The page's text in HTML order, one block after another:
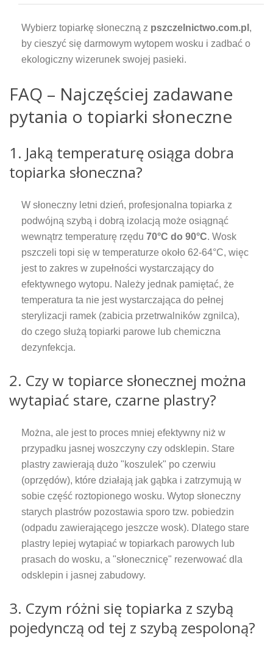
Wybierz topiarkę słoneczną z pszczelnictwo.com.pl ,
by cieszyć się darmowym wytopem wosku i zadbać o
ekologiczny wizerunek swojej pasieki.
FAQ – Najczęściej zadawane
pytania o topiarki słoneczne
1. Jaką temperaturę osiąga dobra
topiarka słoneczna?
W słoneczny letni dzień, profesjonalna topiarka z
podwójną szybą i dobrą izolacją może osiągnąć
wewnątrz temperaturę rzędu 70°C do 90°C. Wosk
pszczeli topi się w temperaturze około 62-64°C, więc
jest to zakres w zupełności wystarczający do
efektywnego wytopu. Należy jednak pamiętać, że
temperatura ta nie jest wystarczająca do pełnej
sterylizacji ramek (zabicia przetrwalników zgnilca),
do czego służą topiarki parowe lub chemiczna
dezynfekcja.
2. Czy w topiarce słonecznej można
wytapiać stare, czarne plastry?
Można, ale jest to proces mniej efektywny niż w
przypadku jasnej woszczyny czy odsklepin. Stare
plastry zawierają dużo "koszulek" po czerwiu
(oprzędów), które działają jak gąbka i zatrzymują w
sobie część roztopionego wosku. Wytop słoneczny
starych plastrów pozostawia sporo tzw. pobiedzin
(odpadu zawierającego jeszcze wosk). Dlatego stare
plastry lepiej wytapiać w topiarkach parowych lub
prasach do wosku, a "słonecznicę" rezerwować dla
odsklepin i jasnej zabudowy.
3. Czym różni się topiarka z szybą
pojedynczą od tej z szybą zespoloną?